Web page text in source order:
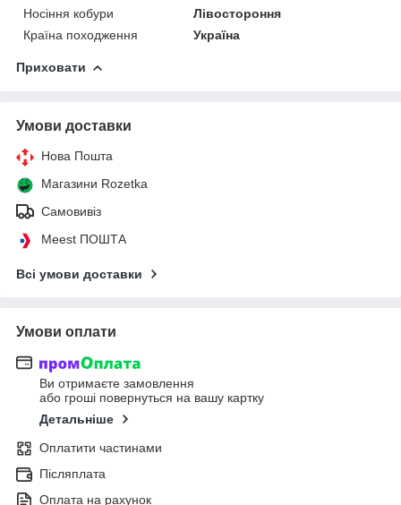
Носіння кобури
Лівостороння
Країна походження
Україна
Приховати
Умови доставки
Нова Пошта
Магазини Rozetka
Самовивіз
Meest ПОШТА
Всі умови доставки
Умови оплати
Ви отримаєте замовлення
або гроші повернуться на вашу картку
Детальніше
Оплатити частинами
Післяплата
Оплата на рахунок